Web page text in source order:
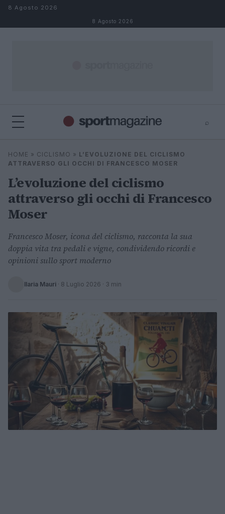
Salta al contenuto
8 Agosto 2026
8 Agosto 2026
⌕
Cerca
HOME » CICLISMO » L’EVOLUZIONE DEL CICLISMO
ATTRAVERSO GLI OCCHI DI FRANCESCO MOSER
L’evoluzione del ciclismo
attraverso gli occhi di Francesco
Moser
Francesco Moser, icona del ciclismo, racconta la sua
doppia vita tra pedali e vigne, condividendo ricordi e
opinioni sullo sport moderno
Ilaria Mauri · 8 Luglio 2026 · 3 min